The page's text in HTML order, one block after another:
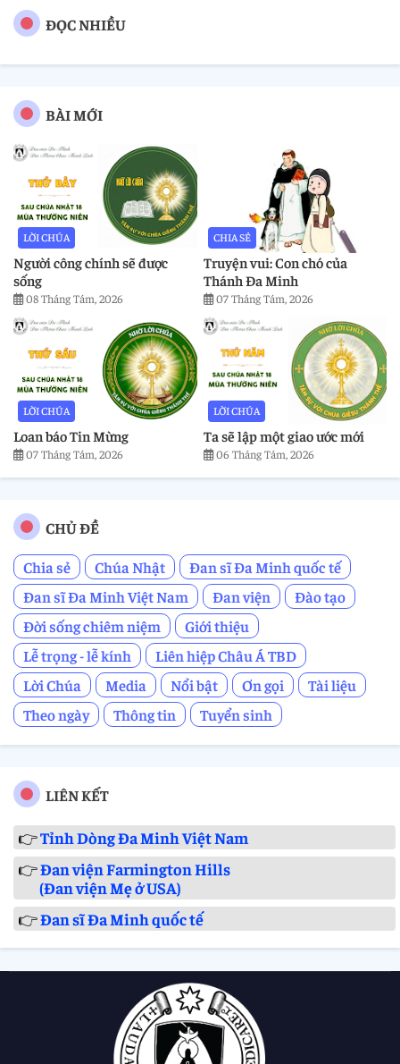
ĐỌC NHIỀU
BÀI MỚI
LỜI CHÚA
Người công chính sẽ được
sống
08 Tháng Tám, 2026
CHIA SẺ
Truyện vui: Con chó của
Thánh Đa Minh
07 Tháng Tám, 2026
LỜI CHÚA
Loan báo Tin Mừng
07 Tháng Tám, 2026
LỜI CHÚA
Ta sẽ lập một giao ước mới
06 Tháng Tám, 2026
CHỦ ĐỀ
Chia sẻ
Chúa Nhật
Đan sĩ Đa Minh quốc tế
Đan sĩ Đa Minh Việt Nam
Đan viện
Đào tạo
Đời sống chiêm niệm
Giới thiệu
Lễ trọng - lễ kính
Liên hiệp Châu Á TBD
Lời Chúa
Media Nổi bật Ơn gọi
Tài liệu
Theo ngày
Thông tin Tuyển sinh
LIÊN KẾT
👉Tỉnh Dòng Đa Minh Việt Nam
👉Đan viện Farmington Hills
(Đan viện Mẹ ở USA)
👉Đan sĩ Đa Minh quốc tế